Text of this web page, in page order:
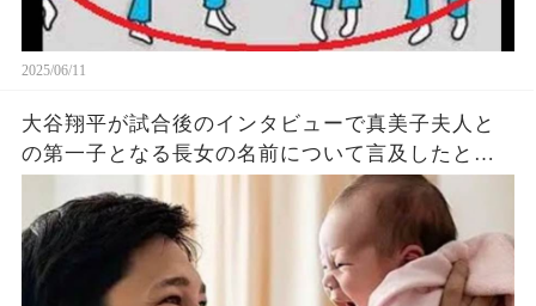
2025/06/11
大谷翔平が試合後のインタビューで真美子夫人と
の第一子となる長女の名前について言及したと話
題に！山本由伸や佐々木朗希は知ってそう！